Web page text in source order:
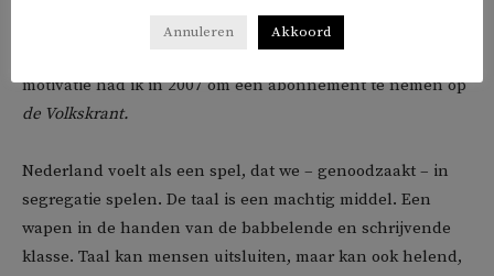
het voor mij echt alsof ik mijn Nederlandse
taalachterstand aan het inhalen ben. Precies dezelfde
motivatie had ik in 2007 om een abonnement te nemen op
de Volkskrant.
Nederland voelt als een spel, dat we – genoodzaakt – in
segregatie spelen. De taal is een machtig middel. Een
wapen in de handen van de babbelende en schrijvende
klasse. Taal kan mensen uitsluiten, maar kan ook helend,
Annuleren Akkoord